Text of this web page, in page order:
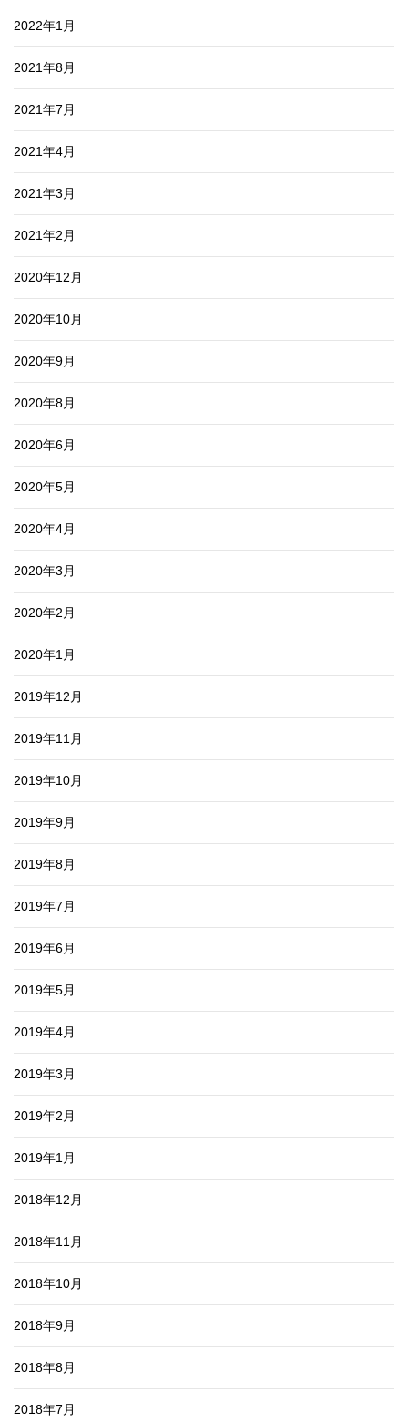
2022年1月
2021年8月
2021年7月
2021年4月
2021年3月
2021年2月
2020年12月
2020年10月
2020年9月
2020年8月
2020年6月
2020年5月
2020年4月
2020年3月
2020年2月
2020年1月
2019年12月
2019年11月
2019年10月
2019年9月
2019年8月
2019年7月
2019年6月
2019年5月
2019年4月
2019年3月
2019年2月
2019年1月
2018年12月
2018年11月
2018年10月
2018年9月
2018年8月
2018年7月